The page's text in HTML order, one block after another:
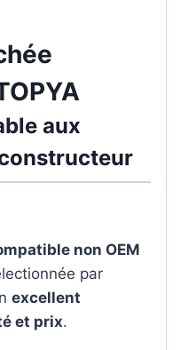
aux
non OEM
par
excellent
et prix.